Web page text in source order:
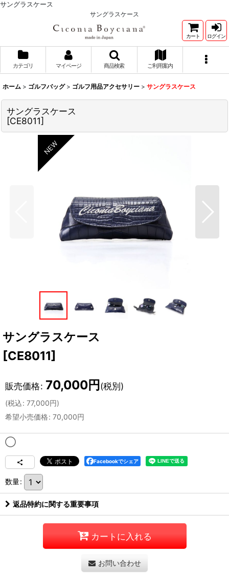
サングラスケース
サングラスケース
カート ログイン
カテゴリ マイページ 商品検索 ご利用案内
ホーム > ゴルフバッグ > ゴルフ用品アクセサリー > サングラスケース
サングラスケース
[CE8011]
サングラスケース
[CE8011]
販売価格: 70,000円 (税別)
(税込: 77,000円)
希望小売価格: 70,000円
◯
Facebookでシェア
数量:
返品特約に関する重要事項
カートに入れる
お問い合わせ